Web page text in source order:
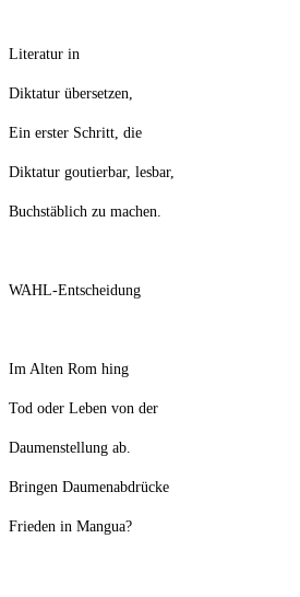
Literatur in
Diktatur übersetzen,
Ein erster Schritt, die
Diktatur goutierbar, lesbar,
Buchstäblich zu machen.
WAHL-Entscheidung
Im Alten Rom hing
Tod oder Leben von der
Daumenstellung ab.
Bringen Daumenabdrücke
Frieden in Mangua?